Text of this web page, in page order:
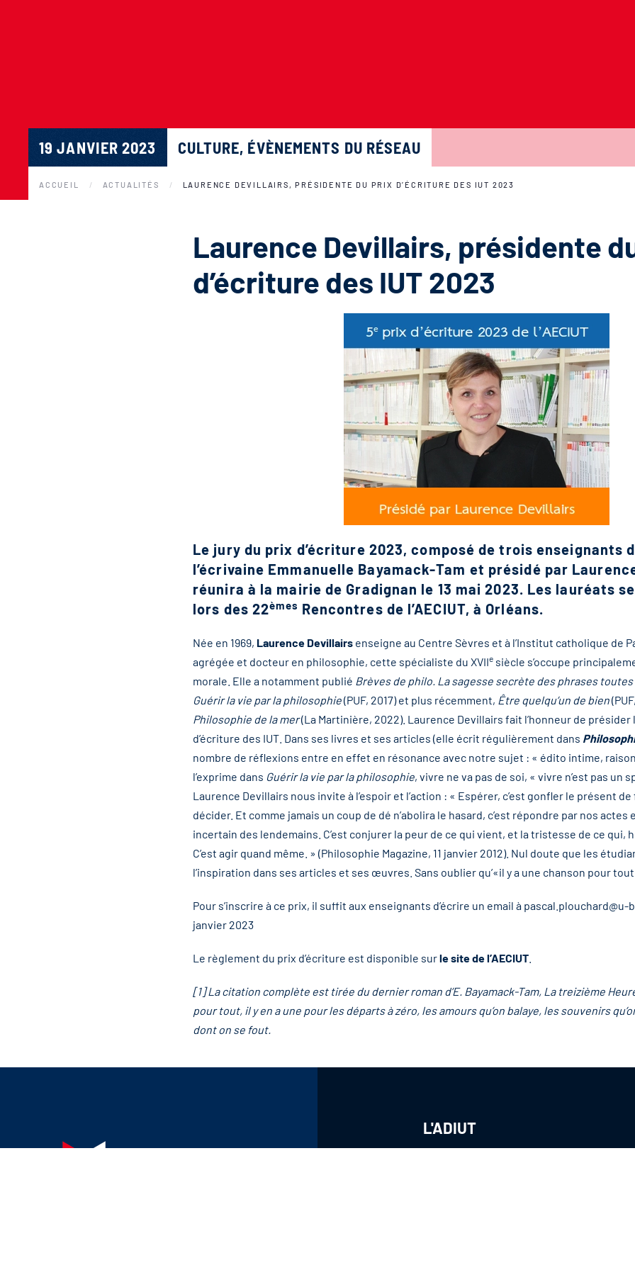
19 JANVIER 2023 CULTURE, ÉVÈNEMENTS DU RÉSEAU
ACCUEIL ACTUALITÉS LAURENCE DEVILLAIRS, PRÉSIDENTE DU PRIX D’ÉCRITURE DES IUT 2023
Laurence Devillairs, présidente
d’écriture des IUT 2023
Le jury du prix d’écriture 2023, composé de trois enseignants
l’écrivaine Emmanuelle Bayamack-Tam et présidé par
réunira à la mairie de Gradignan le 13 mai 2023. Les lauréats
lors des 22èmes Rencontres de l’AECIUT, à Orléans.
Née en 1969, Laurence Devillairs enseigne au Centre Sèvres et à l’Institut catholique de
agrégée et docteur en philosophie, cette spécialiste du XVIIe siècle s’occupe
morale. Elle a notamment publié Brèves de philo. La sagesse secrète des phrases
Guérir la vie par la philosophie(PUF, 2017) et plus récemment, Être quelqu’un de bien
Philosophie de la mer(La Martinière, 2022). Laurence Devillairs fait l’honneur de présider
d’écriture des IUT. Dans ses livres et ses articles (elle écrit régulièrement dans
nombre de réflexions entre en effet en résonance avec notre sujet : « édito intime,
l’exprime dans Guérir la vie par la philosophie, vivre ne va pas de soi, « vivre n’est pas un
Laurence Devillairs nous invite à l’espoir et l’action : « Espérer, c’est gonfler le présent
décider. Et comme jamais un coup de dé n’abolira le hasard, c’est répondre par nos actes
incertain des lendemains. C’est conjurer la peur de ce qui vient, et la tristesse de ce qui,
C’est agir quand même. » (Philosophie Magazine, 11 janvier 2012). Nul doute que les
l’inspiration dans ses articles et ses œuvres. Sans oublier qu’«il y a une chanson pour
Pour s’inscrire à ce prix, il suffit aux enseignants d’écrire un email à pascal.plouchard@u-
janvier 2023
Le règlement du prix d’écriture est disponible surle site de l’AECIUT
[1] La citation complète est tirée du dernier roman d’E. Bayamack-Tam, La treizième
pour tout, il y en a une pour les départs à zéro, les amours qu’on balaye, les souvenirs
dont on se fout.
L'ADIUT